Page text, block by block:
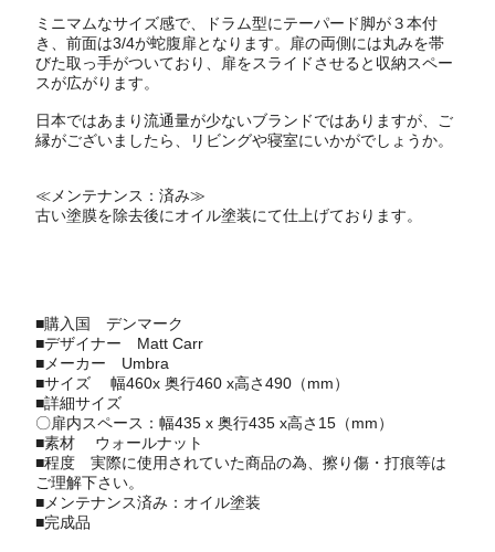
ミニマムなサイズ感で、ドラム型にテーパード脚が３本付
き、前面は3/4が蛇腹扉となります。扉の両側には丸みを帯
びた取っ手がついており、扉をスライドさせると収納スペー
スが広がります。
日本ではあまり流通量が少ないブランドではありますが、ご
縁がございましたら、リビングや寝室にいかがでしょうか。
≪メンテナンス：済み≫
古い塗膜を除去後にオイル塗装にて仕上げております。
■購入国デンマーク
■デザイナー Matt Carr
■メーカー Umbra
■サイズ 幅460x 奥行460 x高さ490（mm）
■詳細サイズ
〇扉内スペース：幅435 x 奥行435 x高さ15（mm）
■素材 ウォールナット
■程度 実際に使用されていた商品の為、擦り傷・打痕等は
ご理解下さい。
■メンテナンス済み：オイル塗装
■完成品